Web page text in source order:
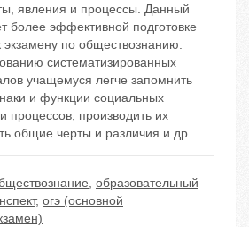
явления и процессы. Данный
более эффективной подготовке
экзамену по обществознанию.
систематизированных
учащемуся легче запомнить
и функции социальных
процессов, производить их
общие черты и различия и др.
, образовательный
, огэ (основной